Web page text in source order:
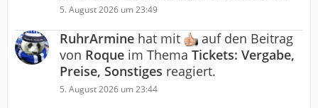
5. August 2026 um 23:49
RuhrArmine hat mit
auf den Beitrag
von Roque im Thema Tickets: Vergabe,
Preise, Sonstiges reagiert.
5. August 2026 um 23:44